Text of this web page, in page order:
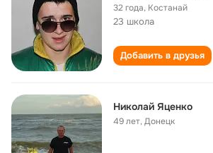
32 года, Костанай
23 школа
Добавить в друзья
Николай Яценко
49 лет,Донецк